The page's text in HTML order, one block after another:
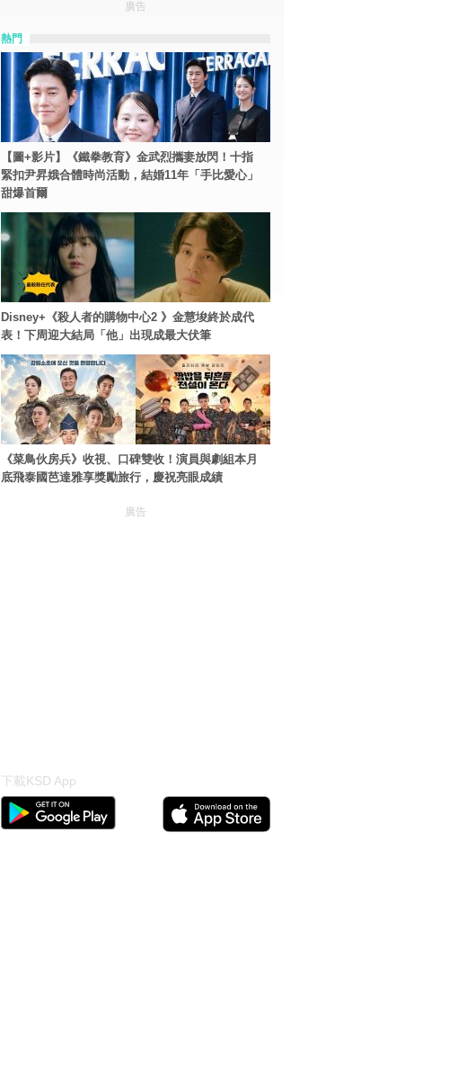
廣告
熱門
【圖+影片】《鐵拳教育》金武烈攜妻放閃！十指
緊扣尹昇娥合體時尚活動，結婚11年「手比愛心」
甜爆首爾
Disney+《殺人者的購物中心2 》金慧埈終於成代
表！下周迎大結局「他」出現成最大伏筆
《菜鳥伙房兵》收視、口碑雙收！演員與劇組本月
底飛泰國芭達雅享獎勵旅行，慶祝亮眼成績
廣告
下載KSD App